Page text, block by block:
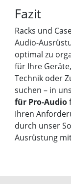
Fazit
Racks und
Audio-
optimal zu
für Ihre
Technik oder
suchen – in
für Pro-Audio
Ihren
durch unser
Ausrüstung